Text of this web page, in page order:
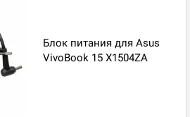
Блок питания для Asus
VivoBook 15 X1504ZA